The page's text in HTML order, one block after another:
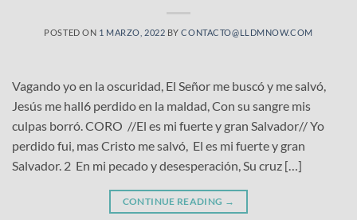
POSTED ON 1 MARZO, 2022 BYCONTACTO@LLDMNOW.COM
Vagando yo en la oscuridad, El Señor me buscó y me salvó,
Jesús me hall6 perdido en la maldad, Con su sangre mis
culpas borró. CORO //El es mi fuerte y gran Salvador// Yo
perdido fui, mas Cristo me salvó, El es mi fuerte y gran
Salvador. 2 En mi pecado y desesperación, Su cruz […]
CONTINUE READING →